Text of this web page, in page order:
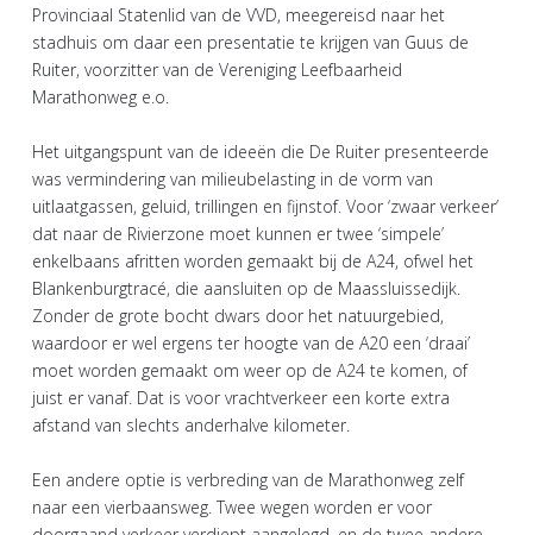
Provinciaal Statenlid van de VVD, meegereisd naar het
stadhuis om daar een presentatie te krijgen van Guus de
Ruiter, voorzitter van de Vereniging Leefbaarheid
Marathonweg e.o.
Het uitgangspunt van de ideeën die De Ruiter presenteerde
was vermindering van milieubelasting in de vorm van
uitlaatgassen, geluid, trillingen en fijnstof. Voor ‘zwaar verkeer’
dat naar de Rivierzone moet kunnen er twee ‘simpele’
enkelbaans afritten worden gemaakt bij de A24, ofwel het
Blankenburgtracé, die aansluiten op de Maassluissedijk.
Zonder de grote bocht dwars door het natuurgebied,
waardoor er wel ergens ter hoogte van de A20 een ‘draai’
moet worden gemaakt om weer op de A24 te komen, of
juist er vanaf. Dat is voor vrachtverkeer een korte extra
afstand van slechts anderhalve kilometer.
Een andere optie is verbreding van de Marathonweg zelf
naar een vierbaansweg. Twee wegen worden er voor